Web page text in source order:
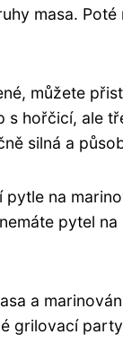
masa.
můžete
hořčicí, ale
silná a
na
pytel
a
grilovací